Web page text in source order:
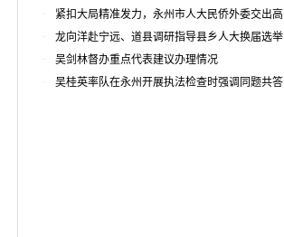
要负责同志座谈会有关精神 专题听取省人大常委会
执法检查组到永州开展大气污染防治相关法律法规
执法检查情况汇报
紧扣大局精准发力，永州市人大民侨外委交出高
质量履职答卷
龙向洋赴宁远、道县调研指导县乡人大换届选举
并督导安全生产工作
吴剑林督办重点代表建议办理情况
吴桂英率队在永州开展执法检查时强调同题共答